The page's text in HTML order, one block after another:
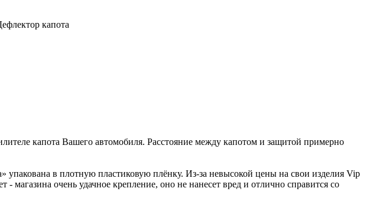
капота
капота Вашего автомобиля. Расстояние между капотом и защитой примерно
в плотную пластиковую плёнку. Из-за невысокой цены на свои изделия Vip
очень удачное крепление, оно не нанесет вред и отлично справится со